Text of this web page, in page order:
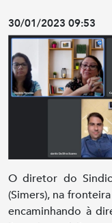
30/01/2023 09:53
O diretor do
(Simers), na
encaminhando à